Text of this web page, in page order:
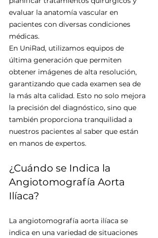
evaluar la anatomía vascular en
pacientes con diversas condiciones
médicas.
En UniRad, utilizamos equipos de
última generación que permiten
obtener imágenes de alta resolución,
garantizando que cada examen sea de
la más alta calidad. Esto no solo mejora
la precisión del diagnóstico, sino que
también proporciona tranquilidad a
nuestros pacientes al saber que están
en manos de expertos.
¿Cuándo se Indica la
Angiotomografía Aorta
Ilíaca?
La angiotomografía aorta ilíaca se
indica en una variedad de situaciones